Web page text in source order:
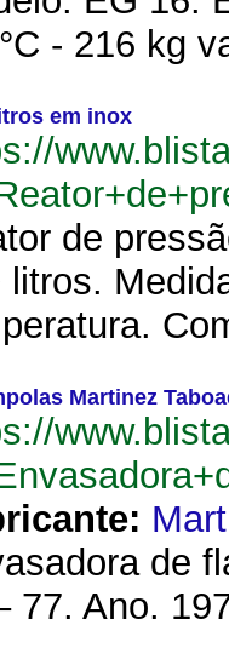
- 216 kg
em inox
de
litros.
Martinez
de
77. Ano.